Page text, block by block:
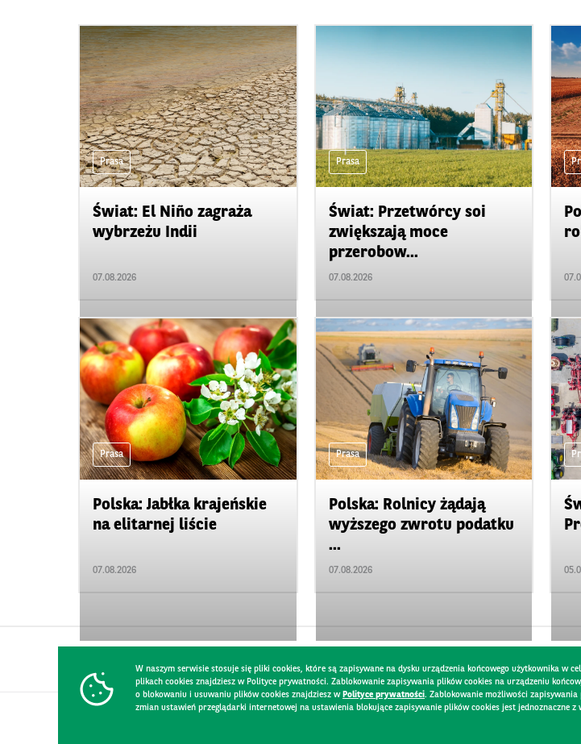
Prasa
Świat: El Niño zagraża
wybrzeżu Indii
07.08.2026
Prasa
Świat: Przetwórcy soi
zwiększają moce
przerobow...
07.08.2026
Prasa
Polska: Jabłka krajeńskie
na elitarnej liście
07.08.2026
Prasa
Polska: Rolnicy żądają
wyższego zwrotu podatku
...
07.08.2026
W naszym serwisie stosuje się pliki cookies, które są zapisywane na dysku urządzenia końcowego użytkownika w
plikach cookies znajdziesz w Polityce prywatności. Zablokowanie zapisywania plików cookies na urządzeniu
o blokowaniu i usuwaniu plików cookies znajdziesz w Polityce prywatności. Zablokowanie możliwości
zmian ustawień przeglądarki internetowej na ustawienia blokujące zapisywanie plików cookies jest jednoznaczne z